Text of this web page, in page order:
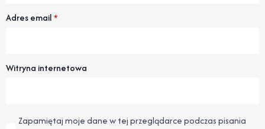
Adres email*
Witryna internetowa
Zapamiętaj moje dane w tej przeglądarce podczas pisania